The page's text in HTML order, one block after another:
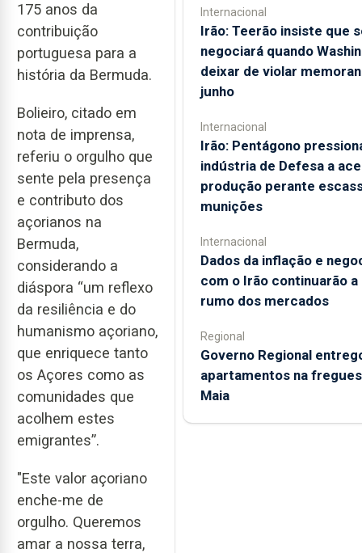
175 anos da
contribuição
portuguesa para a
história da Bermuda.
Bolieiro, citado em
nota de imprensa,
referiu o orgulho que
sente pela presença
e contributo dos
açorianos na
Bermuda,
considerando a
diáspora “um reflexo
da resiliência e do
humanismo açoriano,
que enriquece tanto
os Açores como as
comunidades que
acolhem estes
emigrantes”.
"Este valor açoriano
enche-me de
orgulho. Queremos
amar a nossa terra,
Internacional
Irão: Teerão insiste que
negociará quando
deixar de violar
junho
Internacional
Irão: Pentágono
indústria de Defesa a
produção perante
munições
Internacional
Dados da inflação e
com o Irão continuarão
rumo dos mercados
Regional
Governo Regional
apartamentos na
Maia